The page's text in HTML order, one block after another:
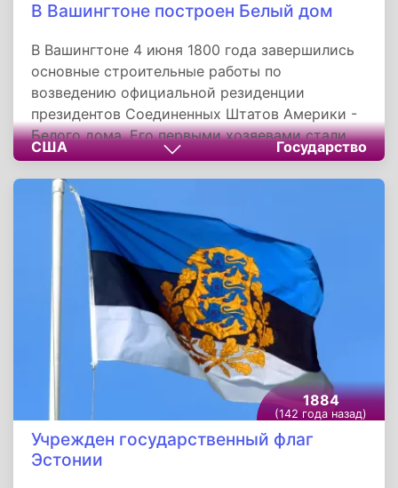
В Вашингтоне построен Белый дом
В Вашингтоне 4 июня 1800 года завершились
основные строительные работы по
возведению официальной резиденции
президентов Соединенных Штатов Америки -
Белого дома. Его первыми хозяевами стали
Джон Адамс с супругой Абигайль. Здание
было построено по проекту архитектора
Джеймса Хобэна, а участок для
строительства выбирал первый президент
США Джордж Вашингтон.
США Государство
1884
(142 года назад)
Учрежден государственный флаг
Эстонии